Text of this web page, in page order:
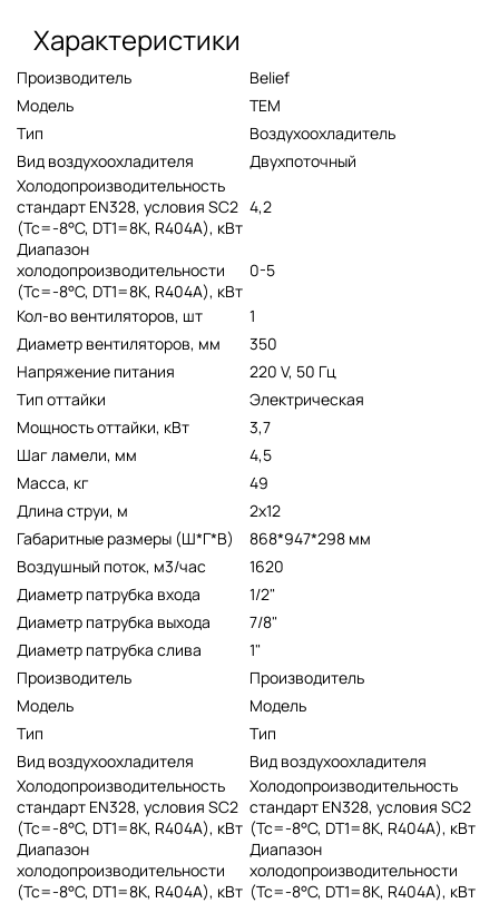
Характеристики
Производитель
Belief
Модель
TEM
Тип
Воздухоохладитель
Вид воздухоохладителя
Двухпоточный
Холодопроизводительность
стандарт EN328, условия SC2
(Tc=-8°C, DT1=8K, R404A), кВт
4,2
Диапазон
холодопроизводительности
(Tc=-8°C, DT1=8K, R404A), кВт
0-5
Кол-во вентиляторов, шт
1
Диаметр вентиляторов, мм
350
Напряжение питания
220 V, 50 Гц
Тип оттайки
Электрическая
Мощность оттайки, кВт
3,7
Шаг ламели, мм
4,5
Масса, кг
49
Длина струи, м
2x12
Габаритные размеры (Ш*Г*В)
868*947*298 мм
Воздушный поток, м3/час
1620
Диаметр патрубка входа
1/2"
Диаметр патрубка выхода
7/8"
Диаметр патрубка слива
1"
Производитель
Производитель
Модель
Модель
Тип
Тип
Вид воздухоохладителя
Вид воздухоохладителя
Холодопроизводительность
стандарт EN328, условия SC2
(Tc=-8°C, DT1=8K, R404A), кВт
Холодопроизводительность
стандарт EN328, условия SC2
(Tc=-8°C, DT1=8K, R404A), кВт
Диапазон
холодопроизводительности
(Tc=-8°C, DT1=8K, R404A), кВт
Диапазон
холодопроизводительности
(Tc=-8°C, DT1=8K, R404A), кВт